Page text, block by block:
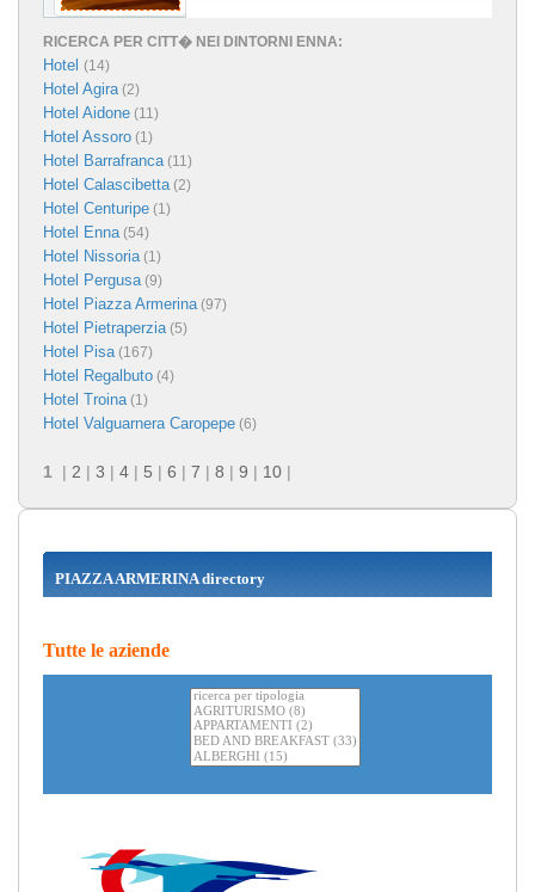
RICERCA PER CITT� NEI DINTORNI ENNA:
Hotel (14)
Hotel Agira(2)
Hotel Aidone (11)
Hotel Assoro (1)
Hotel Barrafranca(11)
Hotel Calascibetta(2)
Hotel Centuripe (1)
Hotel Enna(54)
Hotel Nissoria(1)
Hotel Pergusa(9)
Hotel Piazza Armerina(97)
Hotel Pietraperzia(5)
Hotel Pisa(167)
Hotel Regalbuto (4)
Hotel Troina(1)
Hotel Valguarnera Caropepe (6)
1 | 2 | 3 | 4 | 5 | 6 | 7 | 8 | 9 | 10 |
PIAZZA ARMERINA directory
Tutte le aziende